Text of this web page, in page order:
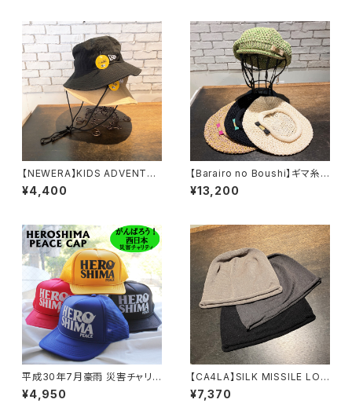
【NEWERA】KIDS ADVENTU
TE LIGHT Seersucker 14
112000 14112001
¥4,400
【Barairo no Boushi】ギマ糸プ
レート付きベレー ベレ
ー R008218
¥13,200
平成30年7月豪雨 災害チャリテ
ィ HEROSHIMA peace メッシ
ュキャップ
¥4,950
【CA4LA】SILK MISSILE LON
G11 ニット ZKN027
06
¥7,370